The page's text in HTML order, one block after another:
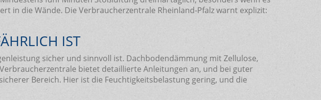
in die Wände. Die Verbraucherzentrale Rheinland-Pfalz warnt explizit:
IST
sicher und sinnvoll ist. Dachbodendämmung mit Zellulose,
bietet detaillierte Anleitungen an, und bei guter
Bereich. Hier ist die Feuchtigkeitsbelastung gering, und die